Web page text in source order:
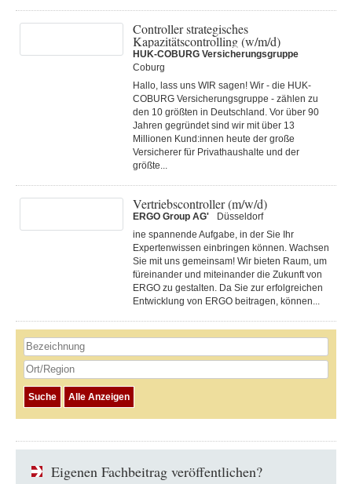
Controller strategisches
Kapazitätscontrolling (w/m/d)
HUK-COBURG Versicherungsgruppe
Coburg
Hallo, lass uns WIR sagen! Wir - die HUK-
COBURG Versicherungsgruppe - zählen zu
den 10 größten in Deutschland. Vor über 90
Jahren gegründet sind wir mit über 13
Millionen Kund:innen heute der große
Versicherer für Privathaushalte und der
größte...
Vertriebscontroller (m/w/d)
ERGO Group AG'
Düsseldorf
ine spannende Aufgabe, in der Sie Ihr
Expertenwissen einbringen können. Wachsen
Sie mit uns gemeinsam! Wir bieten Raum, um
füreinander und miteinander die Zukunft von
ERGO zu gestalten. Da Sie zur erfolgreichen
Entwicklung von ERGO beitragen, können...
Eigenen Fachbeitrag veröffentlichen?